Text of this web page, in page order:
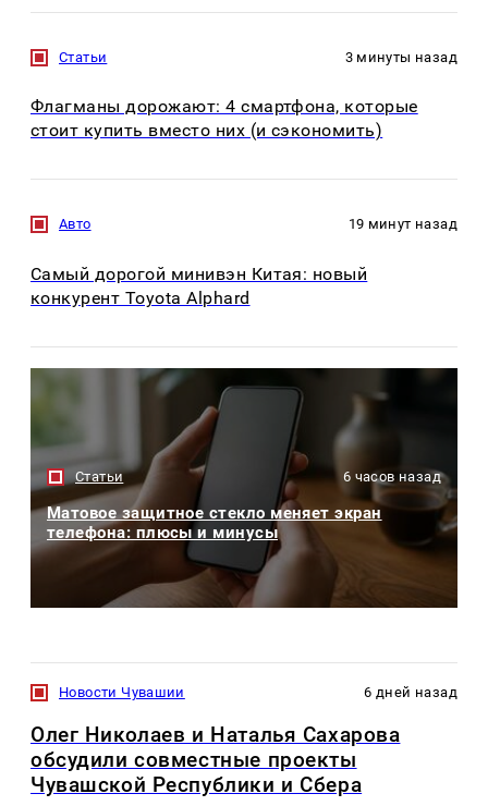
Статьи 3 минуты назад
Флагманы дорожают: 4 смартфона, которые
стоит купить вместо них (и сэкономить)
Авто 19 минут назад
Самый дорогой минивэн Китая: новый
конкурент Toyota Alphard
Статьи 6 часов назад
Матовое защитное стекло меняет экран
телефона: плюсы и минусы
Новости Чувашии 6 дней назад
Олег Николаев и Наталья Сахарова
обсудили совместные проекты
Чувашской Республики и Сбера